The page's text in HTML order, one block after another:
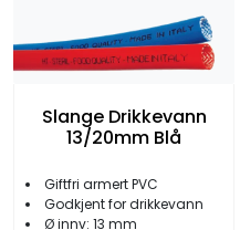
Slange Drikkevann
13/20mm Blå
Giftfri armert PVC
Godkjent for drikkevann
Ø innv: 13 mm